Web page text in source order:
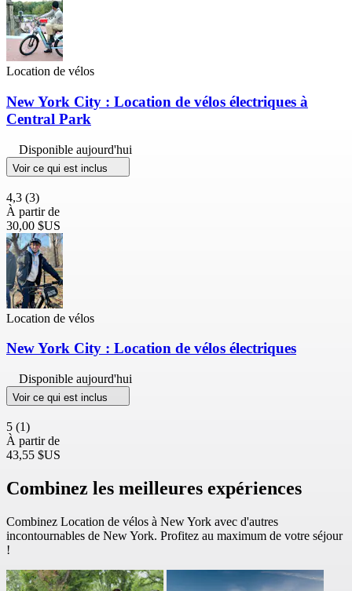
Location de vélos
New York City : Location de vélos électriques à
Central Park
Disponible aujourd'hui
Voir ce qui est inclus
4,3 (3)
À partir de
30,00 $US
Location de vélos
New York City : Location de vélos électriques
Disponible aujourd'hui
Voir ce qui est inclus
5 (1)
À partir de
43,55 $US
Combinez les meilleures expériences
Combinez Location de vélos à New York avec d'autres
incontournables de New York. Profitez au maximum de votre séjour
!